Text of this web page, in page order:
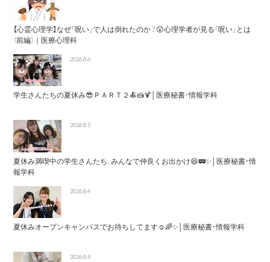
【心霊心理学】なぜ「呪い」で人は倒れたのか？😲心理学者が見る「呪い」とは
（前編）｜医療心理科
2026.8.6
学生さんたちの夏休み😎ＰＡＲＴ２🍝🍰🍹│医療秘書・情報学科
2026.8.5
夏休み満喫中の学生さんたち、みんなで仲良くお出かけ😆🚃✨│医療秘書・情
報学科
2026.8.4
夏休みオープンキャンパスでお待ちしてます☺️🌈✨│医療秘書・情報学科
2026.8.4